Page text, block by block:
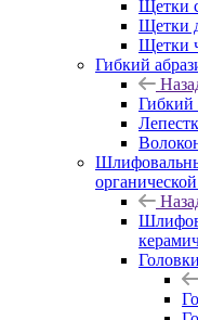
Щетки
Щетки
Щетки
Гибкий
Гибкий